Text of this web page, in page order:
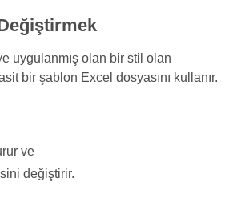
uygulanmış olan bir stil olan
bir şablon Excel dosyasını kullanır.
ve
değiştirir.